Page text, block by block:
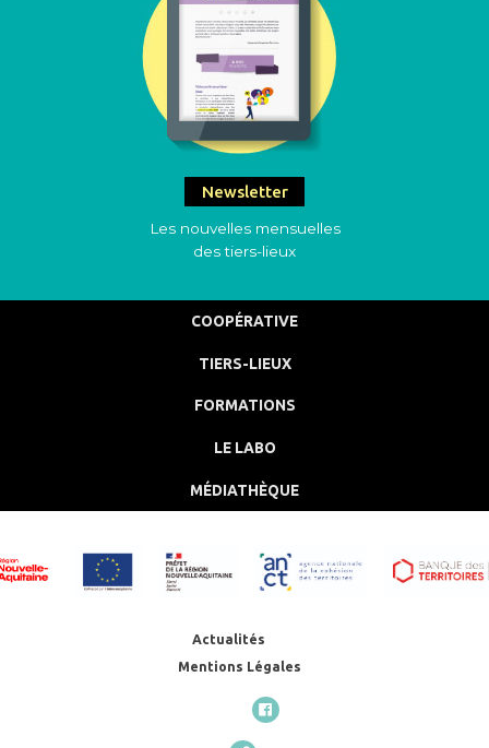
Newsletter
Les nouvelles mensuelles
des tiers-lieux
COOPÉRATIVE
TIERS-LIEUX
FORMATIONS
LE LABO
MÉDIATHÈQUE
Actualités
Mentions Légales